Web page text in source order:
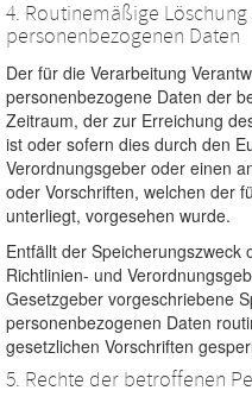
4. Routinemäßige
personenbezogenen Daten
Der für die Verarbeitung
personenbezogene Daten der
Zeitraum, der zur Erreichung
ist oder sofern dies durch den
Verordnungsgeber oder einen
oder Vorschriften, welchen der
unterliegt, vorgesehen wurde.
Entfällt der Speicherungszweck
Richtlinien- und
Gesetzgeber vorgeschriebene
personenbezogenen Daten
gesetzlichen Vorschriften
5. Rechte der betroffenen